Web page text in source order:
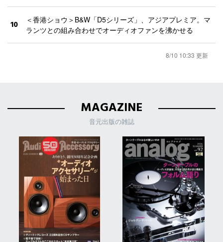
10
＜香港ショウ＞B&W「D5シリーズ」、アジアプレミア。マ
ランツとの組み合わせでオーディオファンを沸かせる
8/10 10:33 更新
MAGAZINE
音元出版の雑誌